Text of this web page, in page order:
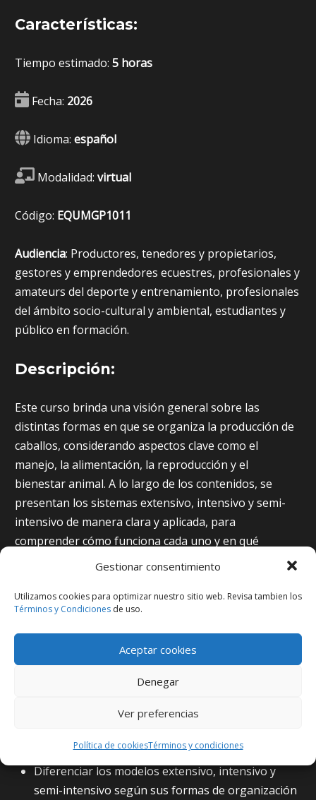
Gestionar consentimiento
Utilizamos cookies para optimizar nuestro sitio web. Revisa tambien los
Términos y Condiciones de uso.
Aceptar cookies
Denegar
Ver preferencias
Política de cookiesTérminos y condiciones
Características:
Tiempo estimado: 5 horas
Fecha: 2026
Idioma: español
Modalidad: virtual
Código: EQUMGP1011
Audiencia: Productores, tenedores y propietarios,
gestores y emprendedores ecuestres, profesionales y
amateurs del deporte y entrenamiento, profesionales
del ámbito socio-cultural y ambiental, estudiantes y
público en formación.
Descripción:
Este curso brinda una visión general sobre las
distintas formas en que se organiza la producción de
caballos, considerando aspectos clave como el
manejo, la alimentación, la reproducción y el
bienestar animal. A lo largo de los contenidos, se
presentan los sistemas extensivo, intensivo y semi-
intensivo de manera clara y aplicada, para
comprender cómo funciona cada uno y en qué
contextos pueden desarrollarse. Además, se abordan
favoreciendo una mirada integral sobre la producción
equina.
Objetivos de Aprendizaje:
principales sistemas de producción de caballos.
Diferenciar los modelos extensivo, intensivo y
semi-intensivo según sus formas de organización